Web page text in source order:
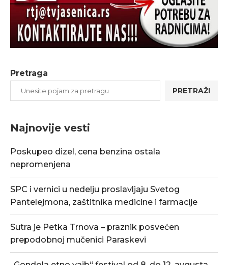
Pretraga
PRETRAŽI
Najnovije vesti
Poskupeo dizel, cena benzina ostala
nepromenjena
SPC i vernici u nedelju proslavljaju Svetog
Pantelejmona, zaštitnika medicine i farmacije
Sutra je Petka Trnova – praznik posvećen
prepodobnoj mučenici Paraskevi